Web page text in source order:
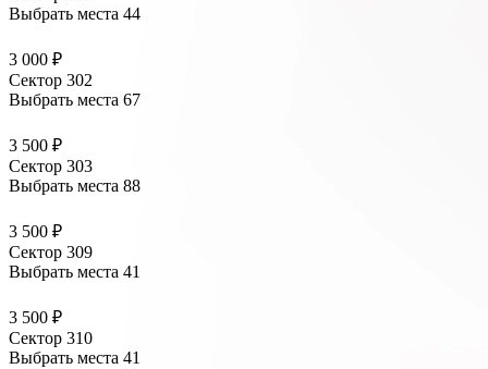
Выбрать места 44
3 000 ₽
Сектор 302
Выбрать места 67
3 500 ₽
Сектор 303
Выбрать места 88
3 500 ₽
Сектор 309
Выбрать места 41
3 500 ₽
Сектор 310
Выбрать места 41